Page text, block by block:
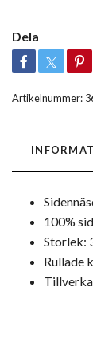
Dela
Artikelnummer:
100%
Storlek:
Rullade